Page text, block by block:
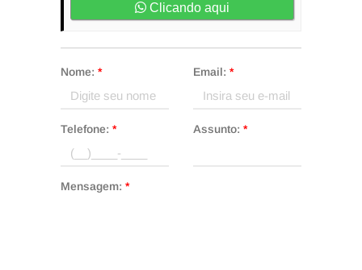
Clicando aqui
Nome: * Email: *
Telefone: * Assunto: *
Mensagem: *